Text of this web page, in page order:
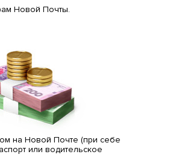
Новой Почты.
на Новой Почте (при себе
или водительское